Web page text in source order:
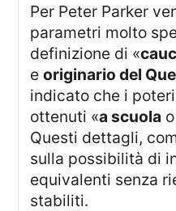
Per Peter Parker vengono fissati
parametri molto
definizione di «
eoriginario del
indicato che i
ottenuti «a scuola
Questi dettagli,
sulla possibilità di
equivalenti senza
stabiliti.